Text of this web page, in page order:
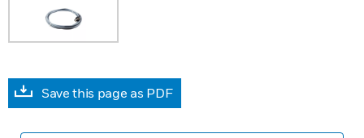
Save this page as PDF